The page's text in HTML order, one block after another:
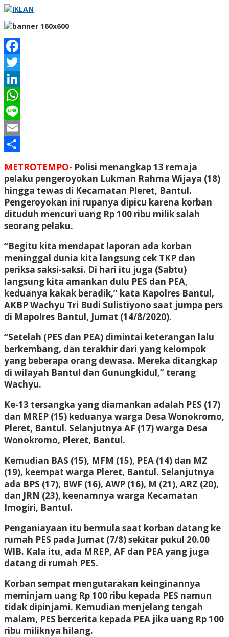
Facebook
Twitter
LinkedIn
WhatsApp
Line
Email
METROTEMPO- Polisi menangkap 13 remaja
pelaku pengeroyokan Lukman Rahma Wijaya (18)
hingga tewas di Kecamatan Pleret, Bantul.
Pengeroyokan ini rupanya dipicu karena korban
dituduh mencuri uang Rp 100 ribu milik salah
seorang pelaku.
“Begitu kita mendapat laporan ada korban
meninggal dunia kita langsung cek TKP dan
periksa saksi-saksi. Di hari itu juga (Sabtu)
langsung kita amankan dulu PES dan PEA,
keduanya kakak beradik,” kata Kapolres Bantul,
AKBP Wachyu Tri Budi Sulistiyono saat jumpa pers
di Mapolres Bantul, Jumat (14/8/2020).
“Setelah (PES dan PEA) dimintai keterangan lalu
berkembang, dan terakhir dari yang kelompok
yang beberapa orang dewasa. Mereka ditangkap
di wilayah Bantul dan Gunungkidul,” terang
Wachyu.
Ke-13 tersangka yang diamankan adalah PES (17)
dan MREP (15) keduanya warga Desa Wonokromo,
Pleret, Bantul. Selanjutnya AF (17) warga Desa
Wonokromo, Pleret, Bantul.
Kemudian BAS (15), MFM (15), PEA (14) dan MZ
(19), keempat warga Pleret, Bantul. Selanjutnya
ada BPS (17), BWF (16), AWP (16), M (21), ARZ (20),
dan JRN (23), keenamnya warga Kecamatan
Imogiri, Bantul.
Penganiayaan itu bermula saat korban datang ke
rumah PES pada Jumat (7/8) sekitar pukul 20.00
WIB. Kala itu, ada MREP, AF dan PEA yang juga
datang di rumah PES.
Korban sempat mengutarakan keinginannya
meminjam uang Rp 100 ribu kepada PES namun
tidak dipinjami. Kemudian menjelang tengah
malam, PES bercerita kepada PEA jika uang Rp 100
ribu miliknya hilang.